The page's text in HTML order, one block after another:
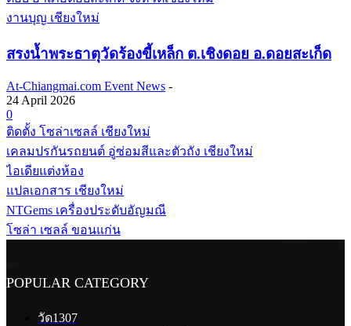
งานบุญ เชียงใหม่
สรงน้ำพระธาตุวัดร้องขี้เหล็ก ต.เชิงดอย อ.ดอยสะเก็ด
At-Chiangmai.com Event News -
24 April 2026
0
ติดตั้ง โซล่าเซลล์ เชียงใหม่
เคลมปรกันรถยนต์ อู่ซ่อมสีและตัวถัง เชียงใหม่
ไอเดียแต่งห้อง
แปลเอกสาร เชียงใหม่
NTGems เครื่องประดับอัญมณี
โซล่า เซลล์ ขอนแก่น
POPULAR CATEGORY
วัด1307